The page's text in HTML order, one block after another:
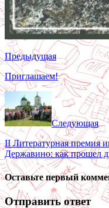
Предыдущая
Приглашаем!
Следующая
II Литературная премия
Державино: как прошел
Оставьте первый
Отправить ответ